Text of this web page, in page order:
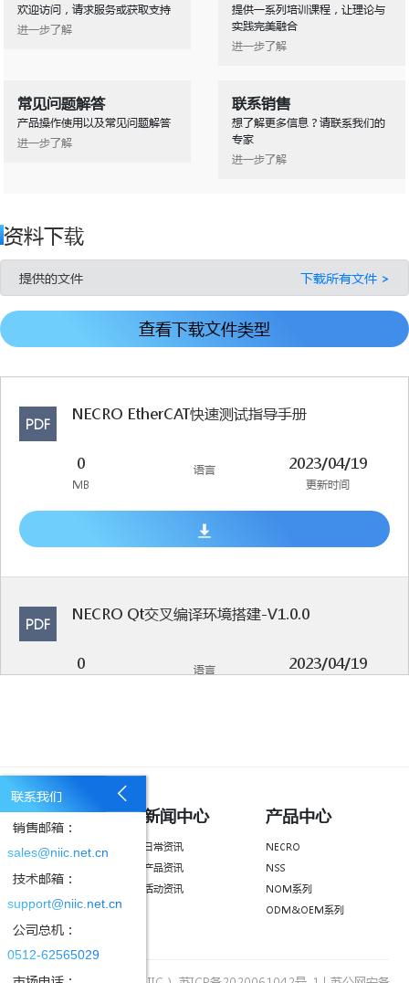
欢迎访问，请求服务或获取支持
进一步了解
提供一系列培训课程，让理论与
实践完美融合
进一步了解
常见问题解答
产品操作使用以及常见问题解答
进一步了解
联系销售
想了解更多信息？请联系我们的
专家
进一步了解
资料下载
提供的文件 下载所有文件 >
查看下载文件类型
PDF
NECRO EtherCAT快速测试指导手册
0
MB
语言 2023/04/19
更新时间
PDF
NECRO Qt交叉编译环境搭建-V1.0.0
0 语言 2023/04/19
PDF
NECRO SDK安装指导说明-V2.1.0
0
更新时间
了解我们
公司简介
企业文化
招贤纳士
联系我们
新闻中心
日常资讯
产品资讯
活动资讯
产品中心
NECRO
NSS
NOM系列
ODM&OEM系列
联系我们
销售邮箱：
sales@niic.net.cn
技术邮箱：
support@niic.net.cn
公司总机：
0512-62565029